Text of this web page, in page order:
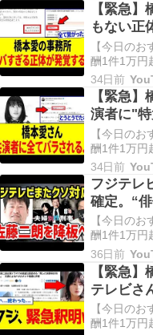
パンツ・
【PR】40
日更新！↓
【緊急
もない正
【今日の
酬1件1万円
ASPインフ
らない！
パンツ・食
【PR】40
日更新！↓
34日前
【緊急
演者に"
る...」
【今日の
酬1件1万円
ASPインフ
らない！？
パンツ・
【PR】40
日更新！↓
34日前
フジテレ
確定。“
【今日の
酬1件1万円
ASPインフ
らない！
パンツ・
【PR】40
日更新！↓
36日前
【緊急
テレビさ
違ってし
【今日の
酬1件1万円